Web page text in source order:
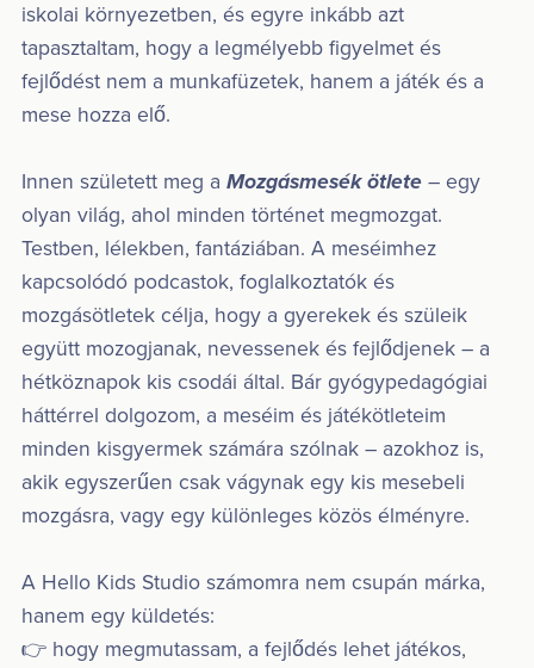
iskolai környezetben, és egyre inkább azt
tapasztaltam, hogy a legmélyebb figyelmet és
fejlődést nem a munkafüzetek, hanem a játék és a
mese hozza elő.
Innen született meg a Mozgásmesék ötlete – egy
olyan világ, ahol minden történet megmozgat.
Testben, lélekben, fantáziában. A meséimhez
kapcsolódó podcastok, foglalkoztatók és
mozgásötletek célja, hogy a gyerekek és szüleik
együtt mozogjanak, nevessenek és fejlődjenek – a
hétköznapok kis csodái által. Bár gyógypedagógiai
háttérrel dolgozom, a meséim és játékötleteim
minden kisgyermek számára szólnak – azokhoz is,
akik egyszerűen csak vágynak egy kis mesebeli
mozgásra, vagy egy különleges közös élményre.
A Hello Kids Studio számomra nem csupán márka,
hanem egy küldetés:
👉 hogy megmutassam, a fejlődés lehet játékos,